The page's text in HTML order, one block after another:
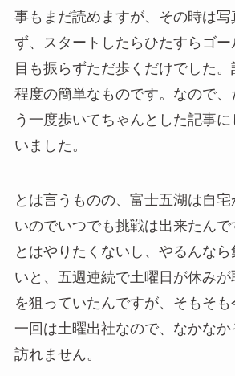
事もまだ読めますが、その時は写
ず、スタートしたらひたすらゴ
目も振らずただ歩くだけでした
程度の簡単なものです。なので、
う一度歩いてちゃんとした記事
いました。
とは言うものの、富士五湖は自
いのでいつでも挑戦は出来たんで
とはやりたくないし、やるんな
いと、五週連続で土曜日が休みが
を狙っていたんですが、そもそ
一回は土曜出社なので、なかな
訪れません。